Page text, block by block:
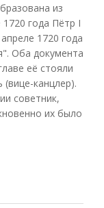
из
года Пётр I
1720 года
Оба документа
её стояли
(вице-канцлер).
советник,
их было